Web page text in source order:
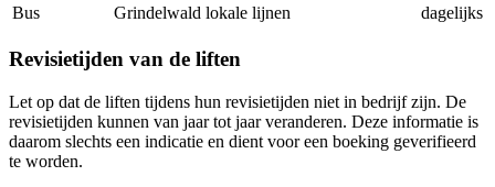
Bus
Grindelwald lokale lijnen dagelijks
Revisietijden van de liften
Let op dat de liften tijdens hun revisietijden niet in bedrijf zijn. De
revisietijden kunnen van jaar tot jaar veranderen. Deze informatie is
daarom slechts een indicatie en dient voor een boeking geverifieerd
te worden.